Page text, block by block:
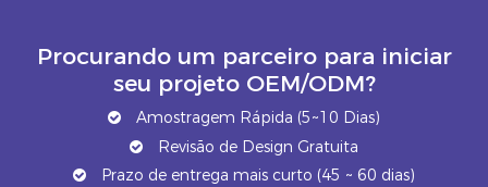
Procurando um parceiro para iniciar
seu projeto OEM/ODM?
Amostragem Rápida (5~10 Dias)
Revisão de Design Gratuita
Prazo de entrega mais curto (45 ~ 60 dias)